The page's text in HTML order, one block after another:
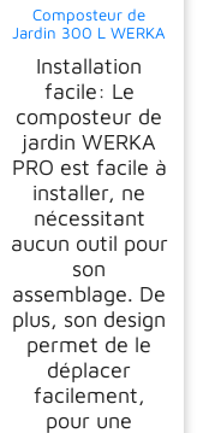
Composteur de
Jardin 300 L WERKA
Installation
facile: Le
composteur de
jardin WERKA
PRO est facile à
installer, ne
nécessitant
aucun outil pour
son
assemblage. De
plus, son design
permet de le
déplacer
facilement,
pour une